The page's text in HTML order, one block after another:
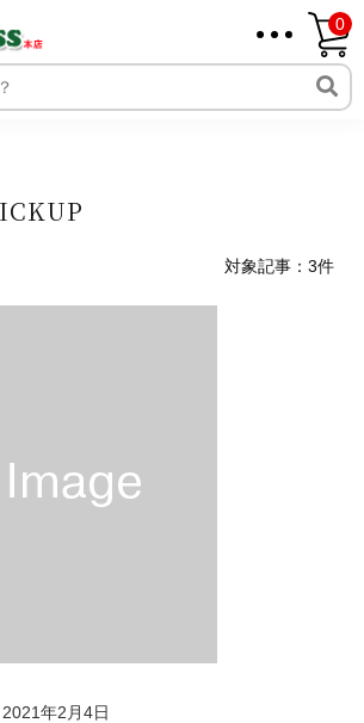
ホーム
新規会員登録
0
対象記事：3件
2021年2月4日